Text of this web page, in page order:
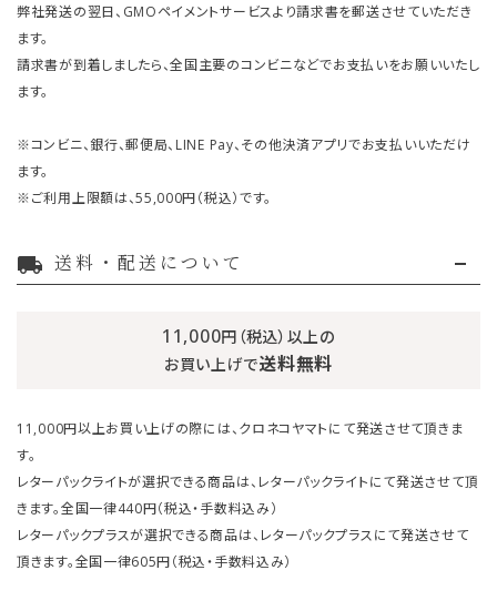
弊社発送の翌日、GMOペイメントサービスより請求書を郵送させていただき
ます。
請求書が到着しましたら、全国主要のコンビニなどでお支払いをお願いいたし
ます。
※コンビニ、銀行、郵便局、LINE Pay、その他決済アプリでお支払いいただけ
ます。
※ご利用上限額は、55,000円（税込）です。
local_shipping 送料・配送について
11,000円（税込）以上の
お買い上げで送料無料
11,000円以上お買い上げの際には、クロネコヤマトにて発送させて頂きま
す。
レターパックライトが選択できる商品は、レターパックライトにて発送させて頂
きます。全国一律440円（税込・手数料込み）
レターパックプラスが選択できる商品は、レターパックプラスにて発送させて
頂きます。全国一律605円（税込・手数料込み）